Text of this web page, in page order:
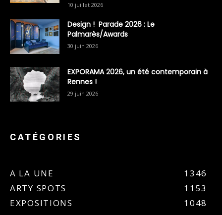
10 juillet 2026
Design ! Parade 2026 : Le
Palmarès/Awards
30 juin 2026
EXPORAMA 2026, un été contemporain à
Rennes !
29 juin 2026
CATÉGORIES
A LA UNE
1346
ARTY SPOTS
1153
EXPOSITIONS
1048